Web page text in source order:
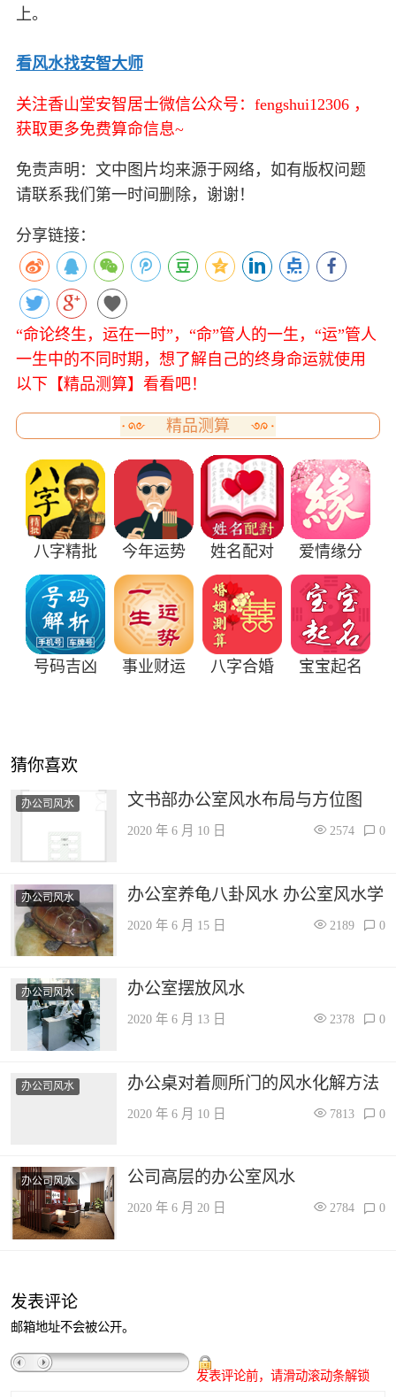
上。
看风水找安智大师
关注香山堂安智居士微信公众号：fengshui12306 ，
获取更多免费算命信息~
免责声明：文中图片均来源于网络，如有版权问题
请联系我们第一时间删除，谢谢！
分享链接：
“命论终生，运在一时”，“命”管人的一生，“运”管人
一生中的不同时期，想了解自己的终身命运就使用
以下【精品测算】看看吧！
精品测算
八字精批 今年运势 姓名配对 爱情缘分
号码吉凶 事业财运 八字合婚 宝宝起名
猜你喜欢
办公司风水 文书部办公室风水布局与方位图
2020 年 6 月 10 日 2574 0
办公司风水 办公室养龟八卦风水 办公室风水学
2020 年 6 月 15 日 2189 0
办公司风水 办公室摆放风水
2020 年 6 月 13 日 2378 0
办公司风水 办公桌对着厕所门的风水化解方法
2020 年 6 月 10 日 7813 0
办公司风水 公司高层的办公室风水
2020 年 6 月 20 日 2784 0
发表评论
邮箱地址不会被公开。
发表评论前，请滑动滚动条解锁